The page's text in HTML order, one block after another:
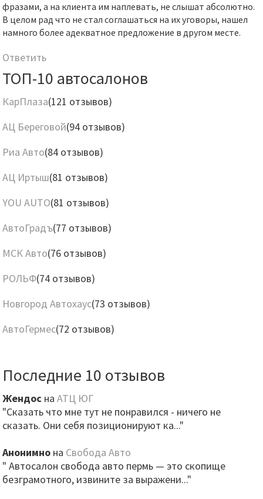
фразами, а на клиента им наплевать, не слышат абсолютно.
В целом рад что не стал соглашаться на их уговоры, нашел
намного более адекватное предложение в другом месте.
Ответить
ТОП-10 автосалонов
КарПлаза(121 отзывов)
АЦ Береговой(94 отзывов)
Риа Авто(84 отзывов)
АЦ Иртыш(81 отзывов)
YOU AUTO(81 отзывов)
АвтоГрадъ(77 отзывов)
МСК Авто(76 отзывов)
РОЛЬФ(74 отзывов)
Новгород Автохаус(73 отзывов)
АвтоГермес(72 отзывов)
Последние 10 отзывов
Жендос наАТЦ ЮГ
"Сказать что мне тут не понравился - ничего не
сказать. Они себя позиционируют ка..."
Анонимно на Свобода Авто
" Автосалон свобода авто пермь — это скопище
безграмотного, извините за выражени..."